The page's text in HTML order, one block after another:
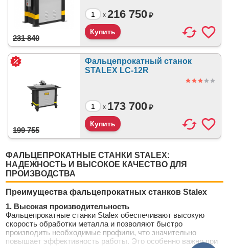
x
231 840
216 750₽
Фальцепрокатный станок
STALEX LC-12R
x
199 755
173 700₽
ФАЛЬЦЕПРОКАТНЫЕ СТАНКИ STALEX:
НАДЕЖНОСТЬ И ВЫСОКОЕ КАЧЕСТВО ДЛЯ
ПРОИЗВОДСТВА
Преимущества фальцепрокатных станков Stalex
1. Высокая производительность
Фальцепрокатные станки Stalex обеспечивают высокую
скорость обработки металла и позволяют быстро
производить необходимые профили, что значительно
повышает эффективность работы. Это особенно важно при